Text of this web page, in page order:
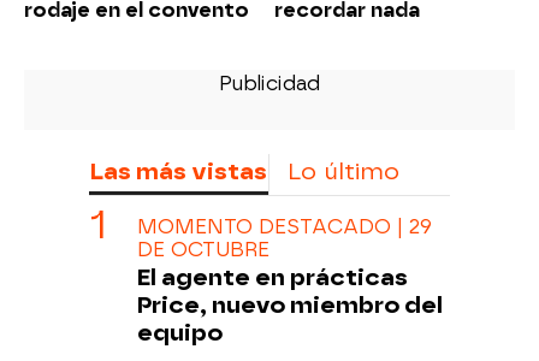
rodaje en el convento
recordar nada
Las más vistas Lo último
MOMENTO DESTACADO | 29
DE OCTUBRE
El agente en prácticas
Price, nuevo miembro del
equipo